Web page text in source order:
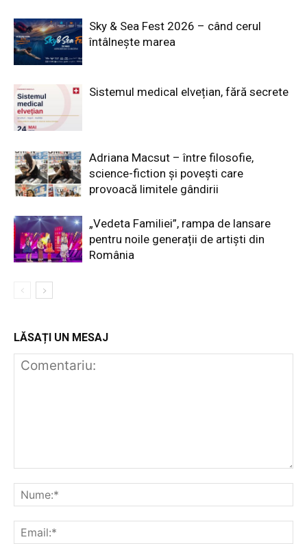
Sky & Sea Fest 2026 – când cerul
întâlnește marea
Sistemul medical elvețian, fără secrete
Adriana Macsut – între filosofie,
science-fiction și povești care
provoacă limitele gândirii
„Vedeta Familiei”, rampa de lansare
pentru noile generații de artiști din
România
LĂSAȚI UN MESAJ